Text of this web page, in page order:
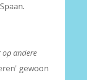
op andere
gewoon